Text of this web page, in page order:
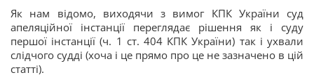
Як нам відомо, виходячи з вимог КПК України суд
апеляційної інстанції переглядає рішення як і суду
першої інстанції (ч. 1 ст. 404 КПК України) так і ухвали
слідчого судді (хоча і це прямо про це не зазначено в цій
статті).